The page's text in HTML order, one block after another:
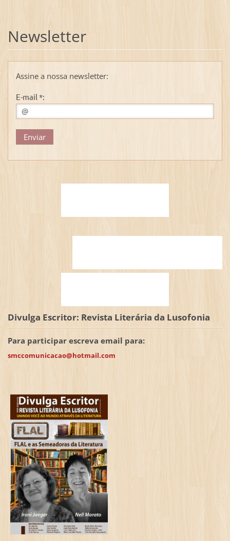
Newsletter
Assine a nossa newsletter:
E-mail *:
Divulga Escritor: Revista Literária da Lusofonia
Para participar escreva email para:
smccomunicacao@hotmail.com